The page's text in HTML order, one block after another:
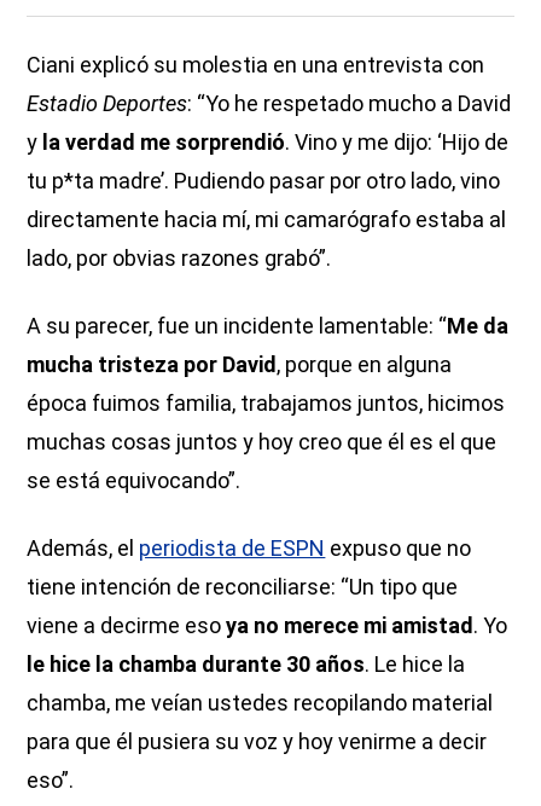
Ciani explicó su molestia en una entrevista con
Estadio Deportes: “Yo he respetado mucho a David
y la verdad me sorprendió. Vino y me dijo: ‘Hijo de
tu p*ta madre’. Pudiendo pasar por otro lado, vino
directamente hacia mí, mi camarógrafo estaba al
lado, por obvias razones grabó”.
A su parecer, fue un incidente lamentable: “Me da
mucha tristeza por David , porque en alguna
época fuimos familia, trabajamos juntos, hicimos
muchas cosas juntos y hoy creo que él es el que
se está equivocando”.
Además, el periodista de ESPN expuso que no
tiene intención de reconciliarse: “Un tipo que
viene a decirme esoya no merece mi amistad . Yo
le hice la chamba durante 30 años. Le hice la
chamba, me veían ustedes recopilando material
para que él pusiera su voz y hoy venirme a decir
eso”.